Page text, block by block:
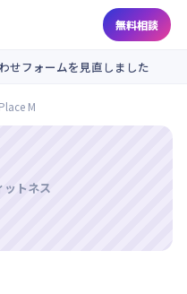
無料相談
せフォームを見直しました
M
ットネス